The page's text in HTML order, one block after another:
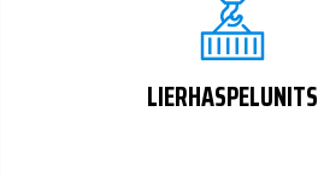
LIERHASPELUNITS